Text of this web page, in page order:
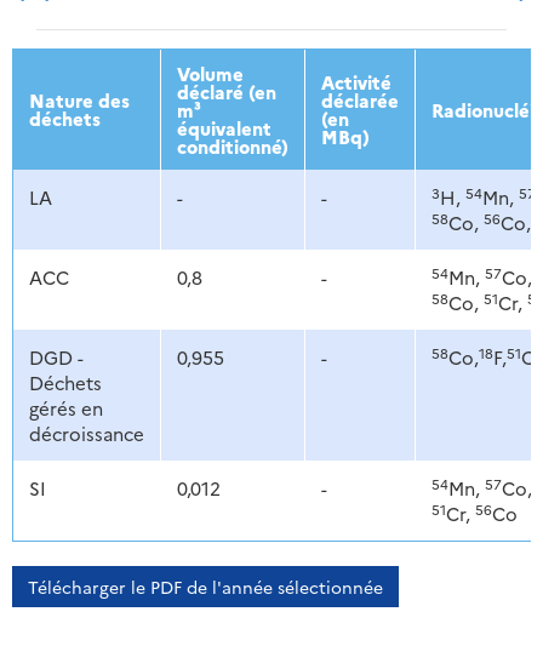
2013 2014 2015 2016
Nature des
déchets
Volume
déclaré (en
m³
équivalent
conditionné)
Activité
déclarée
(en
MBq)
LA - - 3H, 54Mn, 57
58Co, 56Co,
ACC 0,8 - 54Mn, 57Co,
58Co, 51Cr, 56
DGD -
Déchets
gérés en
décroissance
0,955 - 58Co,18F,51
SI 0,012 - 54Mn, 57Co,
51Cr, 56Co
Télécharger le PDF de l'année sélectionnée